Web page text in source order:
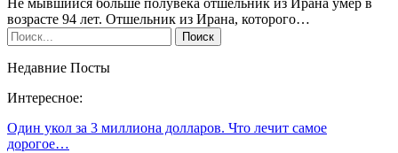
Не мывшийся больше полувека отшельник из Ирана умер в
возрасте 94 лет. Отшельник из Ирана, которого…
Недавние Посты
Интересное:
Один укол за 3 миллиона долларов. Что лечит самое
дорогое…